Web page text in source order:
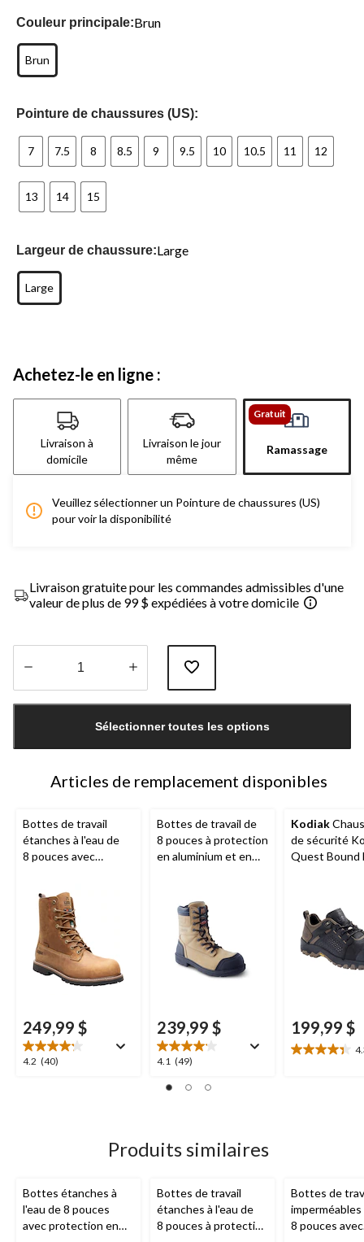
page.
Couleur principale:Brun
Brun
Pointure de chaussures (US):
7 7.5 8 8.5 9 9.5 10 10.5 11 12
13 14 15
Largeur de chaussure:Large
Large
Achetez-le en ligne :
Livraison à
domicile
Livraison le jour
même
Gratuit
Ramassage
Veuillez sélectionner un Pointure de chaussures (US)
pour voir la disponibilité
Livraison gratuite pour les commandes admissibles d'une
valeur de plus de 99 $ expédiées à votre domicile
jour
Sélectionner toutes les options
Articles de remplacement disponibles
Bottes de travail
étanches à l'eau de
8 pouces avec
composite pour
hommes, McKinney,
Kodiak
249,99 $
4.2 (40)
4.2
Bottes de travail de
8 pouces à protection
en aluminium et en
Kodiak
239,99 $
4.1 (49)
4.1
sur
évaluations
Kodiak
de sécurité
Quest Bound
-
LIGNE
199,99 $
4.3
Produits similaires
Bottes étanches à
l'eau de 8 pouces
avec protection en
Bottes de travail
étanches à l'eau de
8 pouces à protection
Bottes de
imperméables
8 pouces avec